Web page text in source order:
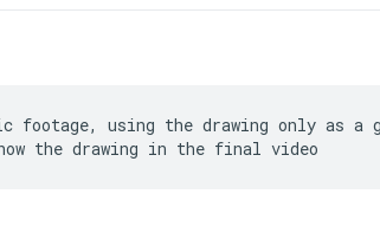
using the drawing only as a
the drawing in the final video